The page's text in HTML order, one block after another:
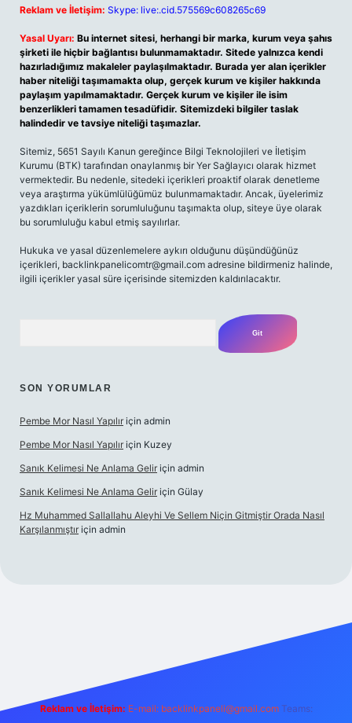
Reklam ve İletişim: Skype: live:.cid.575569c608265c69
Yasal Uyarı: Bu internet sitesi, herhangi bir marka, kurum veya şahıs
şirketi ile hiçbir bağlantısı bulunmamaktadır. Sitede yalnızca kendi
hazırladığımız makaleler paylaşılmaktadır. Burada yer alan içerikler
haber niteliği taşımamakta olup, gerçek kurum ve kişiler hakkında
paylaşım yapılmamaktadır. Gerçek kurum ve kişiler ile isim
benzerlikleri tamamen tesadüfidir. Sitemizdeki bilgiler taslak
halindedir ve tavsiye niteliği taşımazlar.
Sitemiz, 5651 Sayılı Kanun gereğince Bilgi Teknolojileri ve İletişim
Kurumu (BTK) tarafından onaylanmış bir Yer Sağlayıcı olarak hizmet
vermektedir. Bu nedenle, sitedeki içerikleri proaktif olarak denetleme
veya araştırma yükümlülüğümüz bulunmamaktadır. Ancak, üyelerimiz
yazdıkları içeriklerin sorumluluğunu taşımakta olup, siteye üye olarak
bu sorumluluğu kabul etmiş sayılırlar.
Hukuka ve yasal düzenlemelere aykırı olduğunu düşündüğünüz
içerikleri, backlinkpanelicomtr@gmail.com adresine bildirmeniz halinde,
ilgili içerikler yasal süre içerisinde sitemizden kaldırılacaktır.
SON YORUMLAR
Pembe Mor Nasıl Yapılır için admin
Pembe Mor Nasıl Yapılır için Kuzey
Sanık Kelimesi Ne Anlama Gelir için admin
Sanık Kelimesi Ne Anlama Gelir için Gülay
Hz Muhammed Sallallahu Aleyhi Ve Sellem Niçin Gitmiştir Orada Nasıl
Karşılanmıştır için admin
Reklam ve İletişim: E-mail: backlinkpaneli@gmail.com Teams: